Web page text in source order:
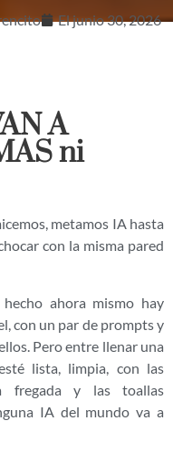
Eljunio 30, 2026
A
ni
metamos IA hasta
con la misma pared
ahora mismo hay
con un par de prompts y
Pero entre llenar una
lista, limpia, con las
fregada y las toallas
IA del mundo va a